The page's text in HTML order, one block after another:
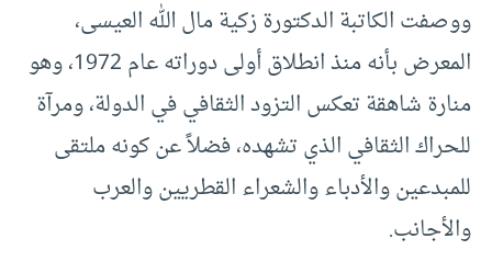
ووصفت الكاتبة الدكتورة زكية مال الله العيسى،
المعرض بأنه منذ انطلاق أولى دوراته عام 1972، وهو
منارة شاهقة تعكس التزود الثقافي في الدولة، ومرآة
للحراك الثقافي الذي تشهده، فضلاً عن كونه ملتقى
للمبدعين والأدباء والشعراء القطريين والعرب
والأجانب.